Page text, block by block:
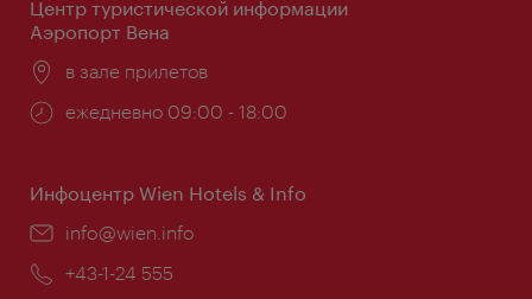
Центр туристической информации
Аэропорт Вена
Расположение:
в зале прилетов
Часы
ежедневно 09:00 - 18:00
Инфоцентр Wien Hotels & Info
Эл.
info@wien.info
Телефон:
+43-1-24 555